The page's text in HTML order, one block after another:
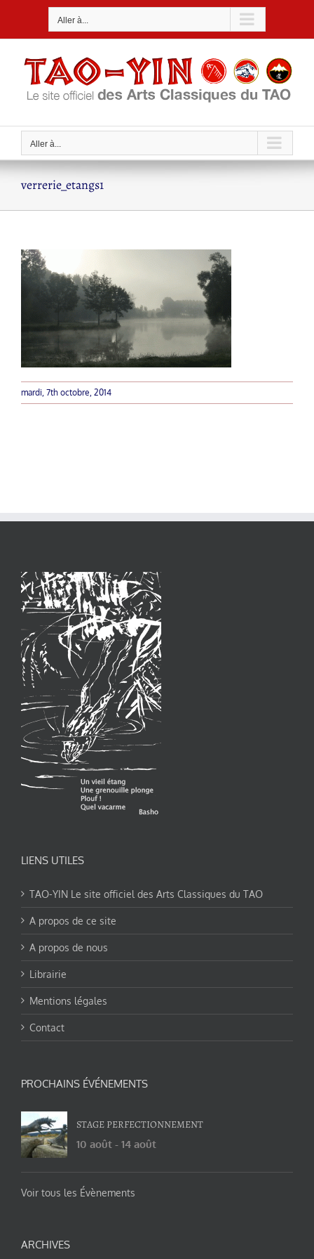
Aller à...
Aller à...
verrerie_etangs1
mardi, 7th octobre, 2014
LIENS UTILES
TAO-YIN Le site officiel des Arts Classiques du TAO
A propos de ce site
A propos de nous
Librairie
Mentions légales
Contact
PROCHAINS ÉVÉNEMENTS
STAGE PERFECTIONNEMENT
10 août - 14 août
Voir tous les Évènements
ARCHIVES